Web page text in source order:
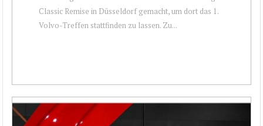
Classic Remise in Düsseldorf gemacht, um dort das 1.
Volvo-Treffen stattfinden zu lassen. Zu...